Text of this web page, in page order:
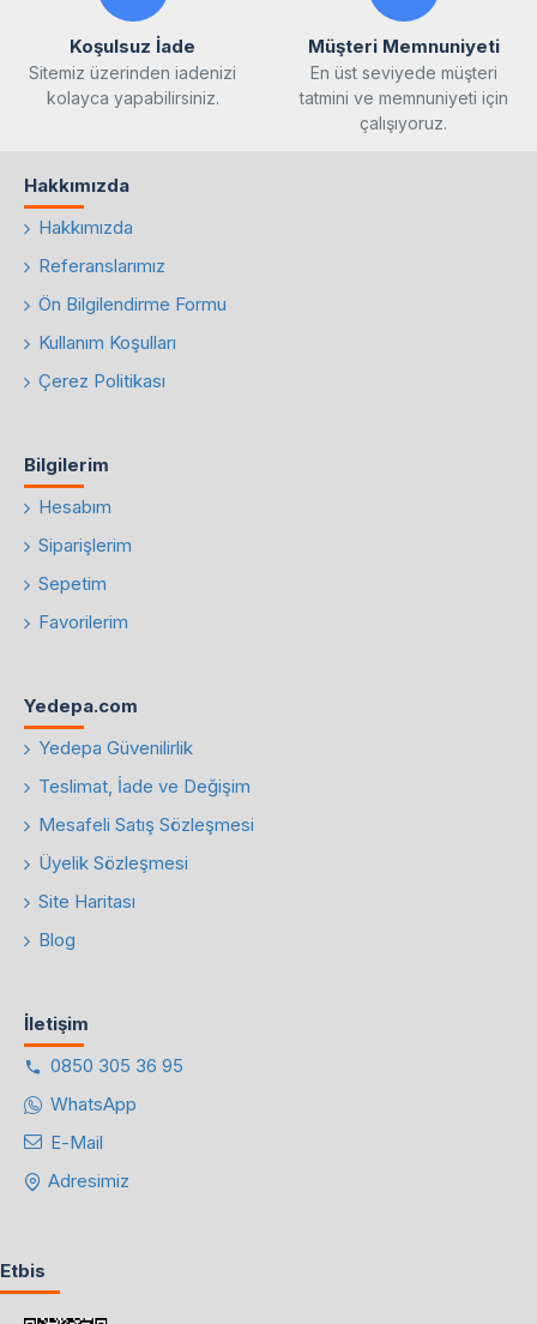
Koşulsuz İade
Sitemiz üzerinden iadenizi
kolayca yapabilirsiniz.
Müşteri Memnuniyeti
En üst seviyede müşteri
tatmini ve memnuniyeti için
çalışıyoruz.
Hakkımızda
Hakkımızda
Referanslarımız
Ön Bilgilendirme Formu
Kullanım Koşulları
Çerez Politikası
Bilgilerim
Hesabım
Siparişlerim
Sepetim
Favorilerim
Yedepa.com
Yedepa Güvenilirlik
Teslimat, İade ve Değişim
Mesafeli Satış Sözleşmesi
Üyelik Sözleşmesi
Site Haritası
Blog
İletişim
0850 305 36 95
WhatsApp
E-Mail
Adresimiz
Etbis